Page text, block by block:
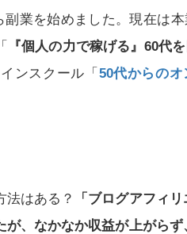
業を始めました。現在は本
『個人の力で稼げる』60代を
ンスクール「 50代からの
法はある？
「ブログアフィ
が、なかなか収益が上がらず